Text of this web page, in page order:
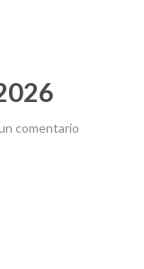
comentario